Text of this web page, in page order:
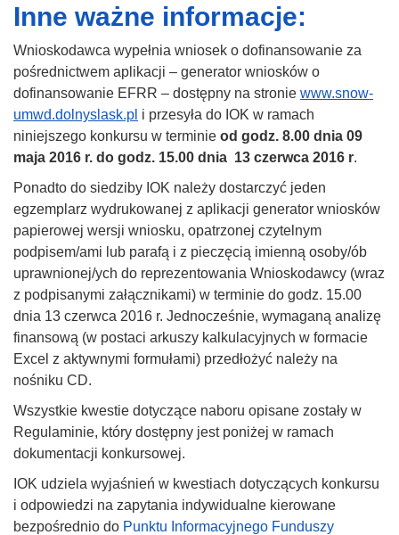
Inne ważne informacje:
Wnioskodawca wypełnia wniosek o dofinansowanie za
pośrednictwem aplikacji – generator wniosków o
dofinansowanie EFRR – dostępny na stronie www.snow-
umwd.dolnyslask.pl i przesyła do IOK w ramach
niniejszego konkursu w terminie od godz. 8.00 dnia 09
maja 2016 r. do godz. 15.00 dnia 13 czerwca 2016 r.
Ponadto do siedziby IOK należy dostarczyć jeden
egzemplarz wydrukowanej z aplikacji generator wniosków
papierowej wersji wniosku, opatrzonej czytelnym
podpisem/ami lub parafą i z pieczęcią imienną osoby/ób
uprawnionej/ych do reprezentowania Wnioskodawcy (wraz
z podpisanymi załącznikami) w terminie do godz. 15.00
dnia 13 czerwca 2016 r. Jednocześnie, wymaganą analizę
finansową (w postaci arkuszy kalkulacyjnych w formacie
Excel z aktywnymi formułami) przedłożyć należy na
nośniku CD.
Wszystkie kwestie dotyczące naboru opisane zostały w
Regulaminie, który dostępny jest poniżej w ramach
dokumentacji konkursowej.
IOK udziela wyjaśnień w kwestiach dotyczących konkursu
i odpowiedzi na zapytania indywidualne kierowane
bezpośrednio do Punktu Informacyjnego Funduszy